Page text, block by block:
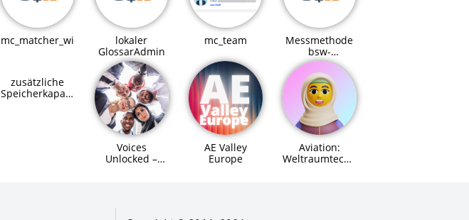
mc_matcher_widget
lokaler
GlossarAdmin
mc_team
Messmethode
bsw-
Referenzmodell
zusätzliche
Speicherkapazitäten
Voices
Unlocked –
AE Valley
Europe
Aviation:
Weltraumtechnik